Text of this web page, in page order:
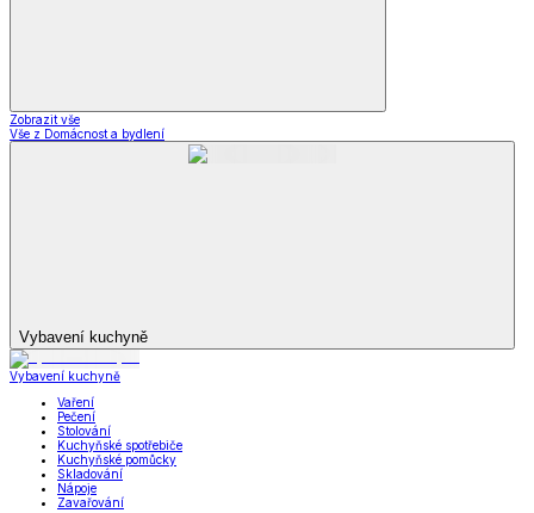
Zobrazit vše
Vše z Domácnost a bydlení
Vybavení kuchyně
Vybavení kuchyně
Vaření
Pečení
Stolování
Kuchyňské spotřebiče
Kuchyňské pomůcky
Skladování
Nápoje
Zavařování